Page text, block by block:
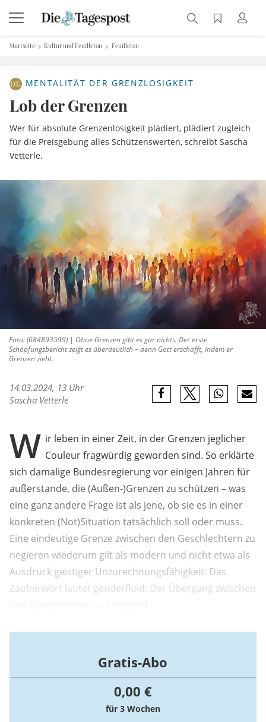
Startseite Kultur und Feuilleton Feuilleton
MENTALITÄT DER GRENZLOSIGKEIT
Lob der Grenzen
Wer für absolute Grenzenlosigkeit plädiert, plädiert zugleich
für die Preisgebung alles Schützenswerten, schreibt Sascha
Vetterle.
Foto: (684893599) | Ohne Grenzen gibt es gar nichts. Der erste
Schöpfungsbericht zeigt es überdeutlich – denn Gott erschafft, indem er
Grenzen zieht.
14.03.2024, 13 Uhr
Sascha Vetterle
W ir leben in einer Zeit, in der Grenzen jeglicher
Couleur fragwürdig geworden sind. So erklärte
sich damalige Bundesregierung vor einigen Jahren für
außerstande, die (Außen-)Grenzen zu schützen – was
eine ganz andere Frage ist als jene, ob sie es in einer
konkreten (Not)Situation tatsächlich soll oder muss.
Eine eindeutige Grenze zwischen den Geschlechtern zu
negieren wiederum gilt als modern und nicht etwa als
Ausdruck geistiger Unzurechnungsfähigkeit. Das
Zauberwort lautet genderfluid: Der Übergang zwischen
Gratis-Abo
0,00 €
für 3 Wochen